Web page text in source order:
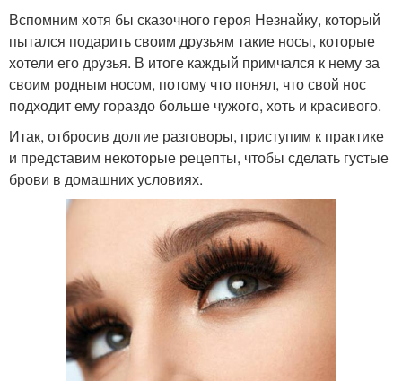
Вспомним хотя бы сказочного героя Незнайку, который
пытался подарить своим друзьям такие носы, которые
хотели его друзья. В итоге каждый примчался к нему за
своим родным носом, потому что понял, что свой нос
подходит ему гораздо больше чужого, хоть и красивого.
Итак, отбросив долгие разговоры, приступим к практике
и представим некоторые рецепты, чтобы сделать густые
брови в домашних условиях.